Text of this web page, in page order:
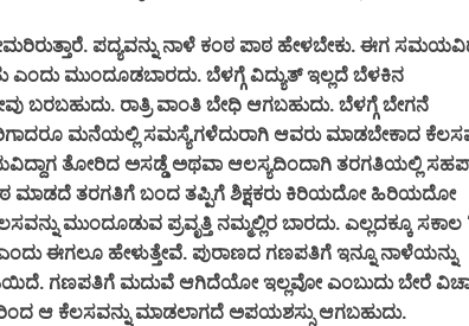
ಪದ್ಯವನ್ನು ನಾಳೆ ಕಂಠ ಪಾಠ ಹೇಳಬೇಕು. ಈಗ
ಎಂದು ಮುಂದೂಡಬಾರದು. ಬೆಳಗ್ಗೆ ವಿದ್ಯುತ್ ಇಲ್ಲದೆ ಬೆಳಕಿನ
ರಾತ್ರಿ ವಾಂತಿ ಬೇಧಿ ಆಗಬಹುದು. ಬೆಳಗ್ಗೆ ಬೇಗನೆ
ಮನೆಯಲ್ಲಿ ಸಮಸ್ಯೆಗಳೆದುರಾಗಿ ಆವರು ಮಾಡಬೇಕಾದ
ತೋರಿದ ಅಸಡ್ಡೆ ಅಥವಾ ಆಲಸ್ಯದಿಂದಾಗಿ ತರಗತಿಯಲ್ಲಿ
ಮಾಡದೆ ತರಗತಿಗೆ ಬಂದ ತಪ್ಪಿಗೆ ಶಿಕ್ಷಕರು ಕಿರಿಯದೋ ಹಿರಿಯದೋ
ಮುಂದೂಡುವ ಪ್ರವೃತ್ತಿ ನಮ್ಮಲ್ಲಿರ ಬಾರದು. ಎಲ್ಲದಕ್ಕೂ ಸಕಾಲ
ಈಗಲೂ ಹೇಳುತ್ತೇವೆ. ಪುರಾಣದ ಗಣಪತಿಗೆ ಇನ್ನೂ ನಾಳೆಯನ್ನು
ಗಣಪತಿಗೆ ಮದುವೆ ಆಗಿದೆಯೋ ಇಲ್ಲವೋ ಎಂಬುದು ಬೇರೆ
ಆ ಕೆಲಸವನ್ನು ಮಾಡಲಾಗದೆ ಅಪಯಶಸ್ಸು ಆಗಬಹುದು.